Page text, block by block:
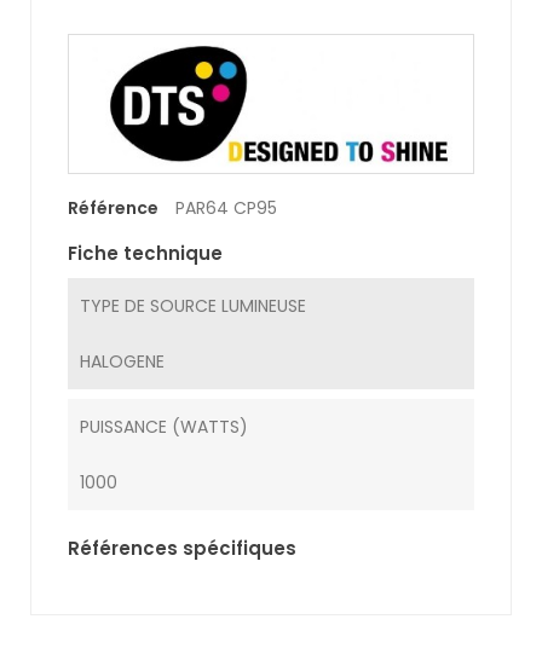
Référence PAR64 CP95
Fiche technique
TYPE DE SOURCE LUMINEUSE
HALOGENE
PUISSANCE (WATTS)
1000
Références spécifiques